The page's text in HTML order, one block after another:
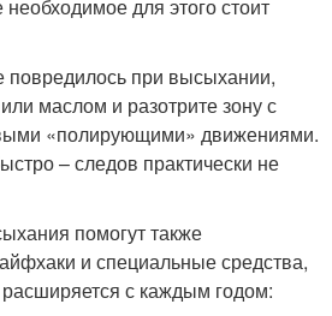
для этого стоит
повредилось при высыхании,
маслом и разотрите зону с
«полирующими» движениями.
– следов практически не
помогут также
и специальные средства,
с каждым годом: